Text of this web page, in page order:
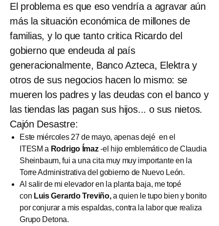
El problema es que eso vendría a agravar aún
más la situación económica de millones de
familias, y lo que tanto critica Ricardo del
gobierno que endeuda al país
generacionalmente, Banco Azteca, Elektra y
otros de sus negocios hacen lo mismo: se
mueren los padres y las deudas con el banco y
las tiendas las pagan sus hijos... o sus nietos.
Cajón Desastre:
Este miércoles 27 de mayo, apenas dejé en el
ITESM a Rodrigo Ímaz-el hijo emblemático de Claudia
Sheinbaum, fui a una cita muy muy importante en la
Torre Administrativa del gobierno de Nuevo León.
Al salir de mi elevador en la planta baja, me topé
con Luis Gerardo Treviño,a quien le tupo bien y bonito
por conjurar a mis espaldas, contra la labor que realiza
Grupo Detona.